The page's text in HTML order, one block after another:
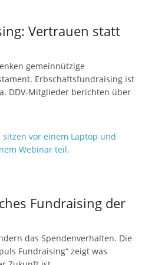
Vertrauen statt
gemeinnützige
Erbschaftsfundraising ist
DDV-Mitglieder berichten über
Fundraising der
das Spendenverhalten. Die
Fundraising“ zeigt was